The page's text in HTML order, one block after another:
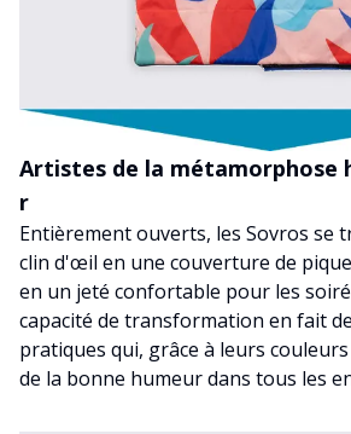
Artistes de la métamorphose
r
Entièrement ouverts, les Sovros se
clin d'œil en une couverture de
en un jeté confortable pour les
capacité de transformation en fait
pratiques qui, grâce à leurs
de la bonne humeur dans tous les